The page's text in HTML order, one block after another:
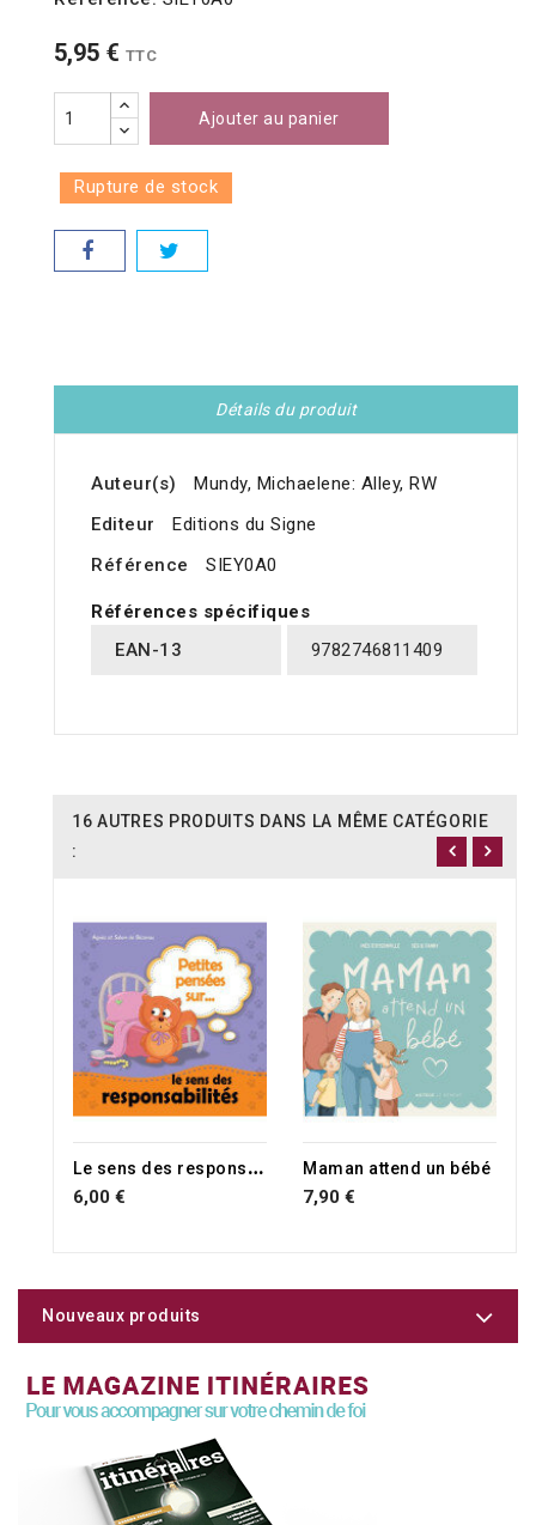
5,95 € TTC
Ajouter au panier
Rupture de stock
Détails du produit
Auteur(s)
Mundy, Michaelene: Alley, RW
Editeur
Editions du Signe
Référence
SIEY0A0
Références spécifiques
EAN-13
9782746811409
16 AUTRES PRODUITS DANS LA MÊME CATÉGORIE
:
L
e sens des responsabilités
6,00 €
Maman attend un bébé
7,90 €
Nouveaux produits